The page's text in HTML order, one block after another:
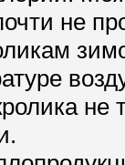
не
не